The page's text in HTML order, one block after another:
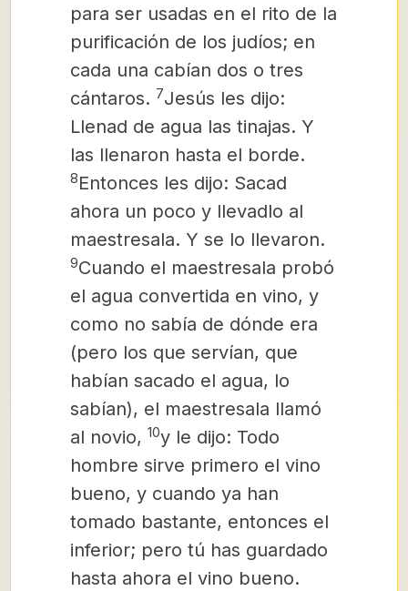
para ser usadas en el rito de la
purificación de los judíos; en
cada una cabían dos o tres
cántaros. 7Jesús les dijo:
Llenad de agua las tinajas. Y
las llenaron hasta el borde.
8Entonces les dijo: Sacad
ahora un poco y llevadlo al
maestresala. Y se lo llevaron.
9Cuando el maestresala probó
el agua convertida en vino, y
como no sabía de dónde era
(pero los que servían, que
habían sacado el agua, lo
sabían), el maestresala llamó
al novio, 10y le dijo: Todo
hombre sirve primero el vino
bueno, y cuando ya han
tomado bastante, entonces el
inferior; pero tú has guardado
hasta ahora el vino bueno.